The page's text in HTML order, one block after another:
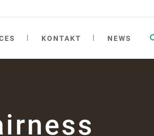
KONTAKT NEWS